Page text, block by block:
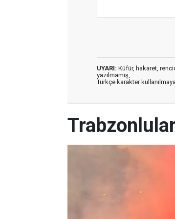
UYARI: Küfür, hakaret,
yazılmamış,
Türkçe karakter